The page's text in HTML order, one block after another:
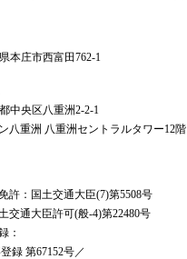
本庄市西富田762-1
中央区八重洲2-2-1
八重洲 八重洲セントラルタワー12階
許：国土交通大臣(7)第5508号
交通大臣許可(般-4)第22480号
：
録 第67152号／